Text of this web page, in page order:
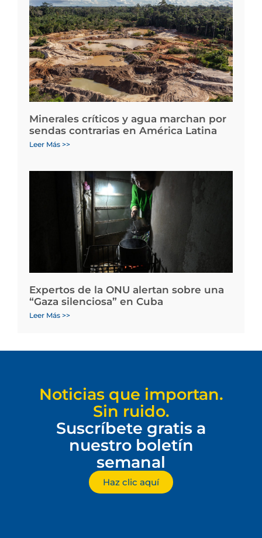
Minerales críticos y agua marchan por
sendas contrarias en América Latina
Leer Más >>
Expertos de la ONU alertan sobre una
“Gaza silenciosa” en Cuba
Leer Más >>
Noticias que importan.
Sin ruido.
Suscríbete gratis a
nuestro boletín
semanal
Haz clic aquí